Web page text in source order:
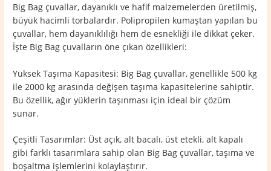
Big Bag çuvallar, dayanıklı ve hafif malzemelerden üretilmiş,
büyük hacimli torbalardır. Polipropilen kumaştan yapılan bu
çuvallar, hem dayanıklılığı hem de esnekliği ile dikkat çeker.
İşte Big Bag çuvalların öne çıkan özellikleri:
Yüksek Taşıma Kapasitesi: Big Bag çuvallar, genellikle 500 kg
ile 2000 kg arasında değişen taşıma kapasitelerine sahiptir.
Bu özellik, ağır yüklerin taşınması için ideal bir çözüm
sunar.
Çeşitli Tasarımlar: Üst açık, alt bacalı, üst etekli, alt kapalı
gibi farklı tasarımlara sahip olan Big Bag çuvallar, taşıma ve
boşaltma işlemlerini kolaylaştırır.